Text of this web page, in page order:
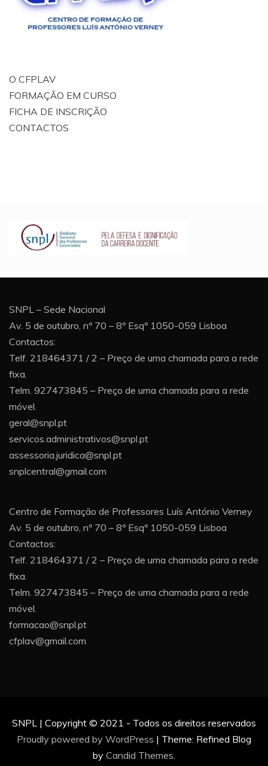
O CFPLAV
FORMAÇÃO EM CURSO
FICHA DE INSCRIÇÃO
CONTACTOS
SNPL – Sede Nacional
Av. 5 de outubro, nº 70 – 8º Esqº 1050-059 Lisboa
Contactos:
Telf. 218464371 / 2 – Preço de uma chamada para a rede
fixa.
Telm. 927473845 – Preço de uma chamada para a rede
móvel.
geral@snpl.pt
servicos.administrativos@snpl.pt
assessoria.juridica@snpl.pt
snplcentral@gmail.com
Centro de Formação de Professores Luís António Verney
Av. 5 de outubro, nº 70 – 8º Esqº 1050-059 Lisboa
Contactos:
Telf. 218464371 / 2 – Preço de uma chamada para a rede
fixa.
Telm. 927473845 – Preço de uma chamada para a rede
móvel.
formacao@snpl.pt
cfplav@gmail.com
SNPL | Copyright © 2021 - Todos os direitos reservados
Proudly powered by WordPress | Theme: Refined Blog
by Candid Themes.